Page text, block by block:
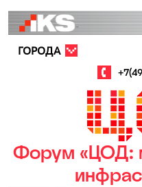
ГОРОДА
Форум «ЦОД: